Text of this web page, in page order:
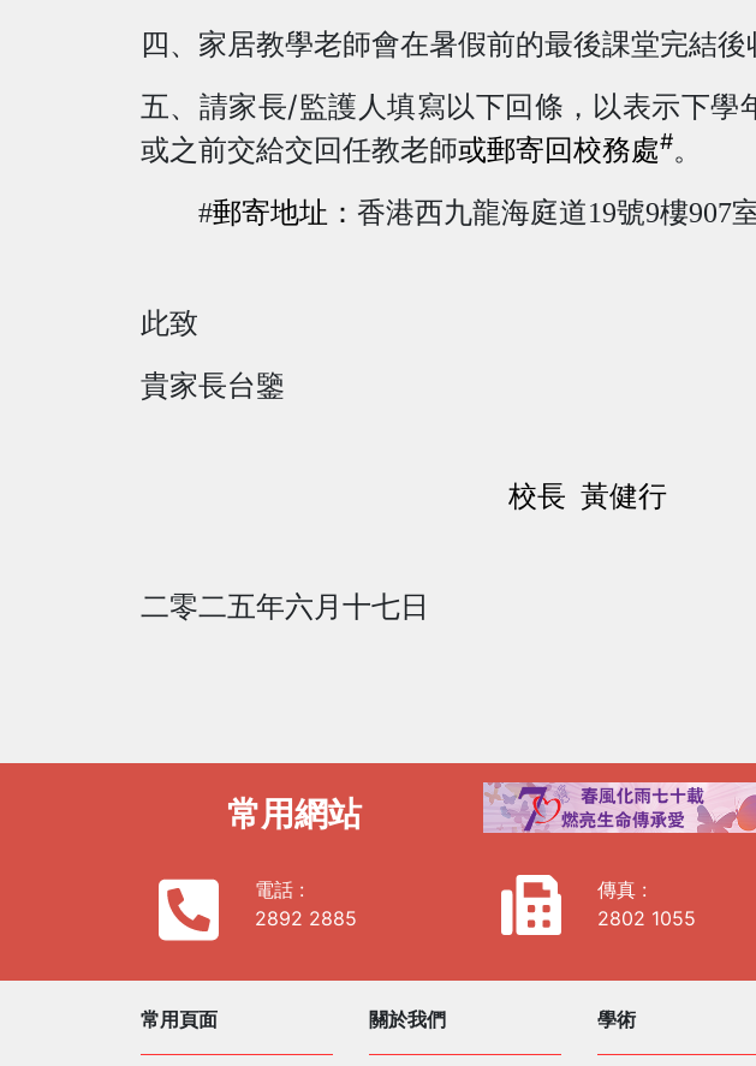
四、家居教學老師會在暑假前的最後課堂完結後
五、請家長/監護人填寫以下回條，以表示下
或之前交給交回任教老師或郵寄回校務處#。
#郵寄地址： 香港西九龍海庭道19號9樓907
此致
貴家長台鑒
校長 黃健行
二零二五年六月十七日
常用網站
電話 :
2892 2885
傳真 :
2802 1055
常用頁面 關於我們 學術